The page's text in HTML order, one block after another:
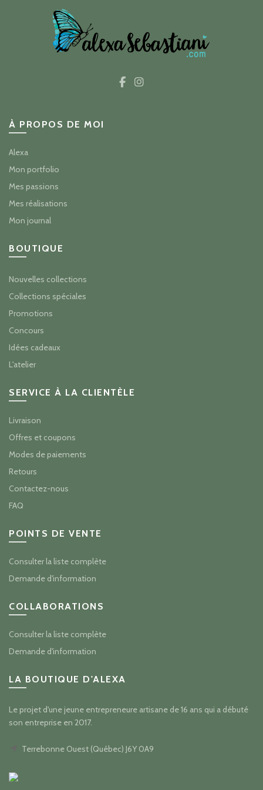
À PROPOS DE MOI
Alexa
Mon portfolio
Mes passions
Mes réalisations
Mon journal
BOUTIQUE
Nouvelles collections
Collections spéciales
Promotions
Concours
Idées cadeaux
L'atelier
SERVICE À LA CLIENTÈLE
Livraison
Offres et coupons
Modes de paiements
Retours
Contactez-nous
FAQ
POINTS DE VENTE
Consulter la liste complète
Demande d'information
COLLABORATIONS
Consulter la liste complète
Demande d'information
LA BOUTIQUE D'ALEXA
Le projet d'une jeune entrepreneure artisane de 16 ans qui a débuté
son entreprise en 2017.
Terrebonne Ouest (Québec) J6Y 0A9